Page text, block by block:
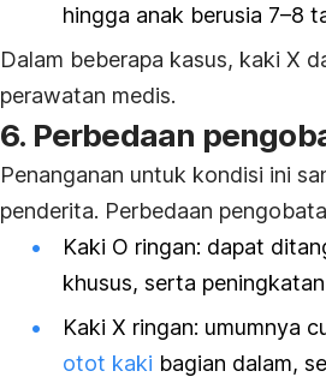
hingga anak berusia 7–8
Dalam beberapa kasus, kaki X
perawatan medis.
6. Perbedaan
Penanganan untuk kondisi ini
penderita. Perbedaan
Kaki O ringan: dapat
khusus, serta
Kaki X ringan: umumnya
otot kaki bagian dalam,